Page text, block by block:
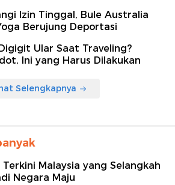
Izin Tinggal, Bule Australia
Berujung Deportasi
Ular Saat Traveling?
Ini yang Harus Dilakukan
Selengkapnya
Malaysia yang Selangkah
Negara Maju